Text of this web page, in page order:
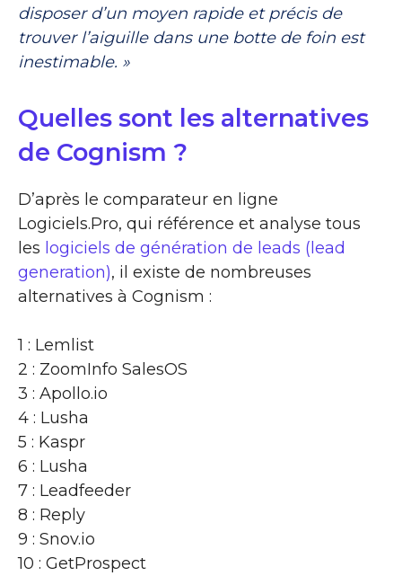
disposer d’un moyen rapide et précis de
trouver l’aiguille dans une botte de foin est
inestimable. »
Quelles sont les alternatives
de Cognism ?
D’après le comparateur en ligne
Logiciels.Pro, qui référence et analyse tous
les logiciels de génération de leads (lead
generation), il existe de nombreuses
alternatives à Cognism :
1 : Lemlist
2 : ZoomInfo SalesOS
3 : Apollo.io
4 : Lusha
5 : Kaspr
6 : Lusha
7 : Leadfeeder
8 : Reply
9 : Snov.io
10 : GetProspect